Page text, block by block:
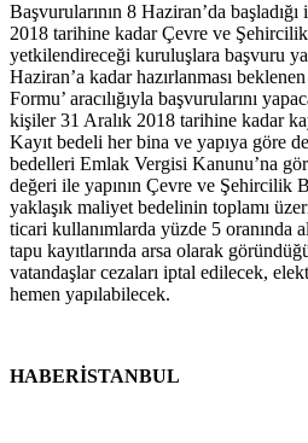
Başvurularının 8 Haziran’da
2018 tarihine kadar Çevre ve Şehircilik
yetkilendireceği kuruluşlara başvuru
Haziran’a kadar hazırlanması
Formu’ aracılığıyla başvurularını
kişiler 31 Aralık 2018 tarihine kadar
Kayıt bedeli her bina ve yapıya göre
bedelleri Emlak Vergisi Kanunu’na
değeri ile yapının Çevre ve Şehircilik
yaklaşık maliyet bedelinin toplamı
ticari kullanımlarda yüzde 5 oranında
tapu kayıtlarında arsa olarak
vatandaşlar cezaları iptal edilecek,
hemen yapılabilecek.
HABERİSTANBUL